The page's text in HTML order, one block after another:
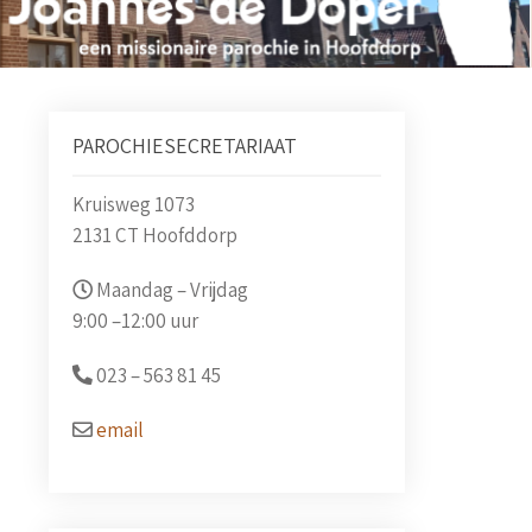
PAROCHIESECRETARIAAT
Kruisweg 1073
2131 CT Hoofddorp
Maandag – Vrijdag
9:00 –12:00 uur
023 –563 81 45
email